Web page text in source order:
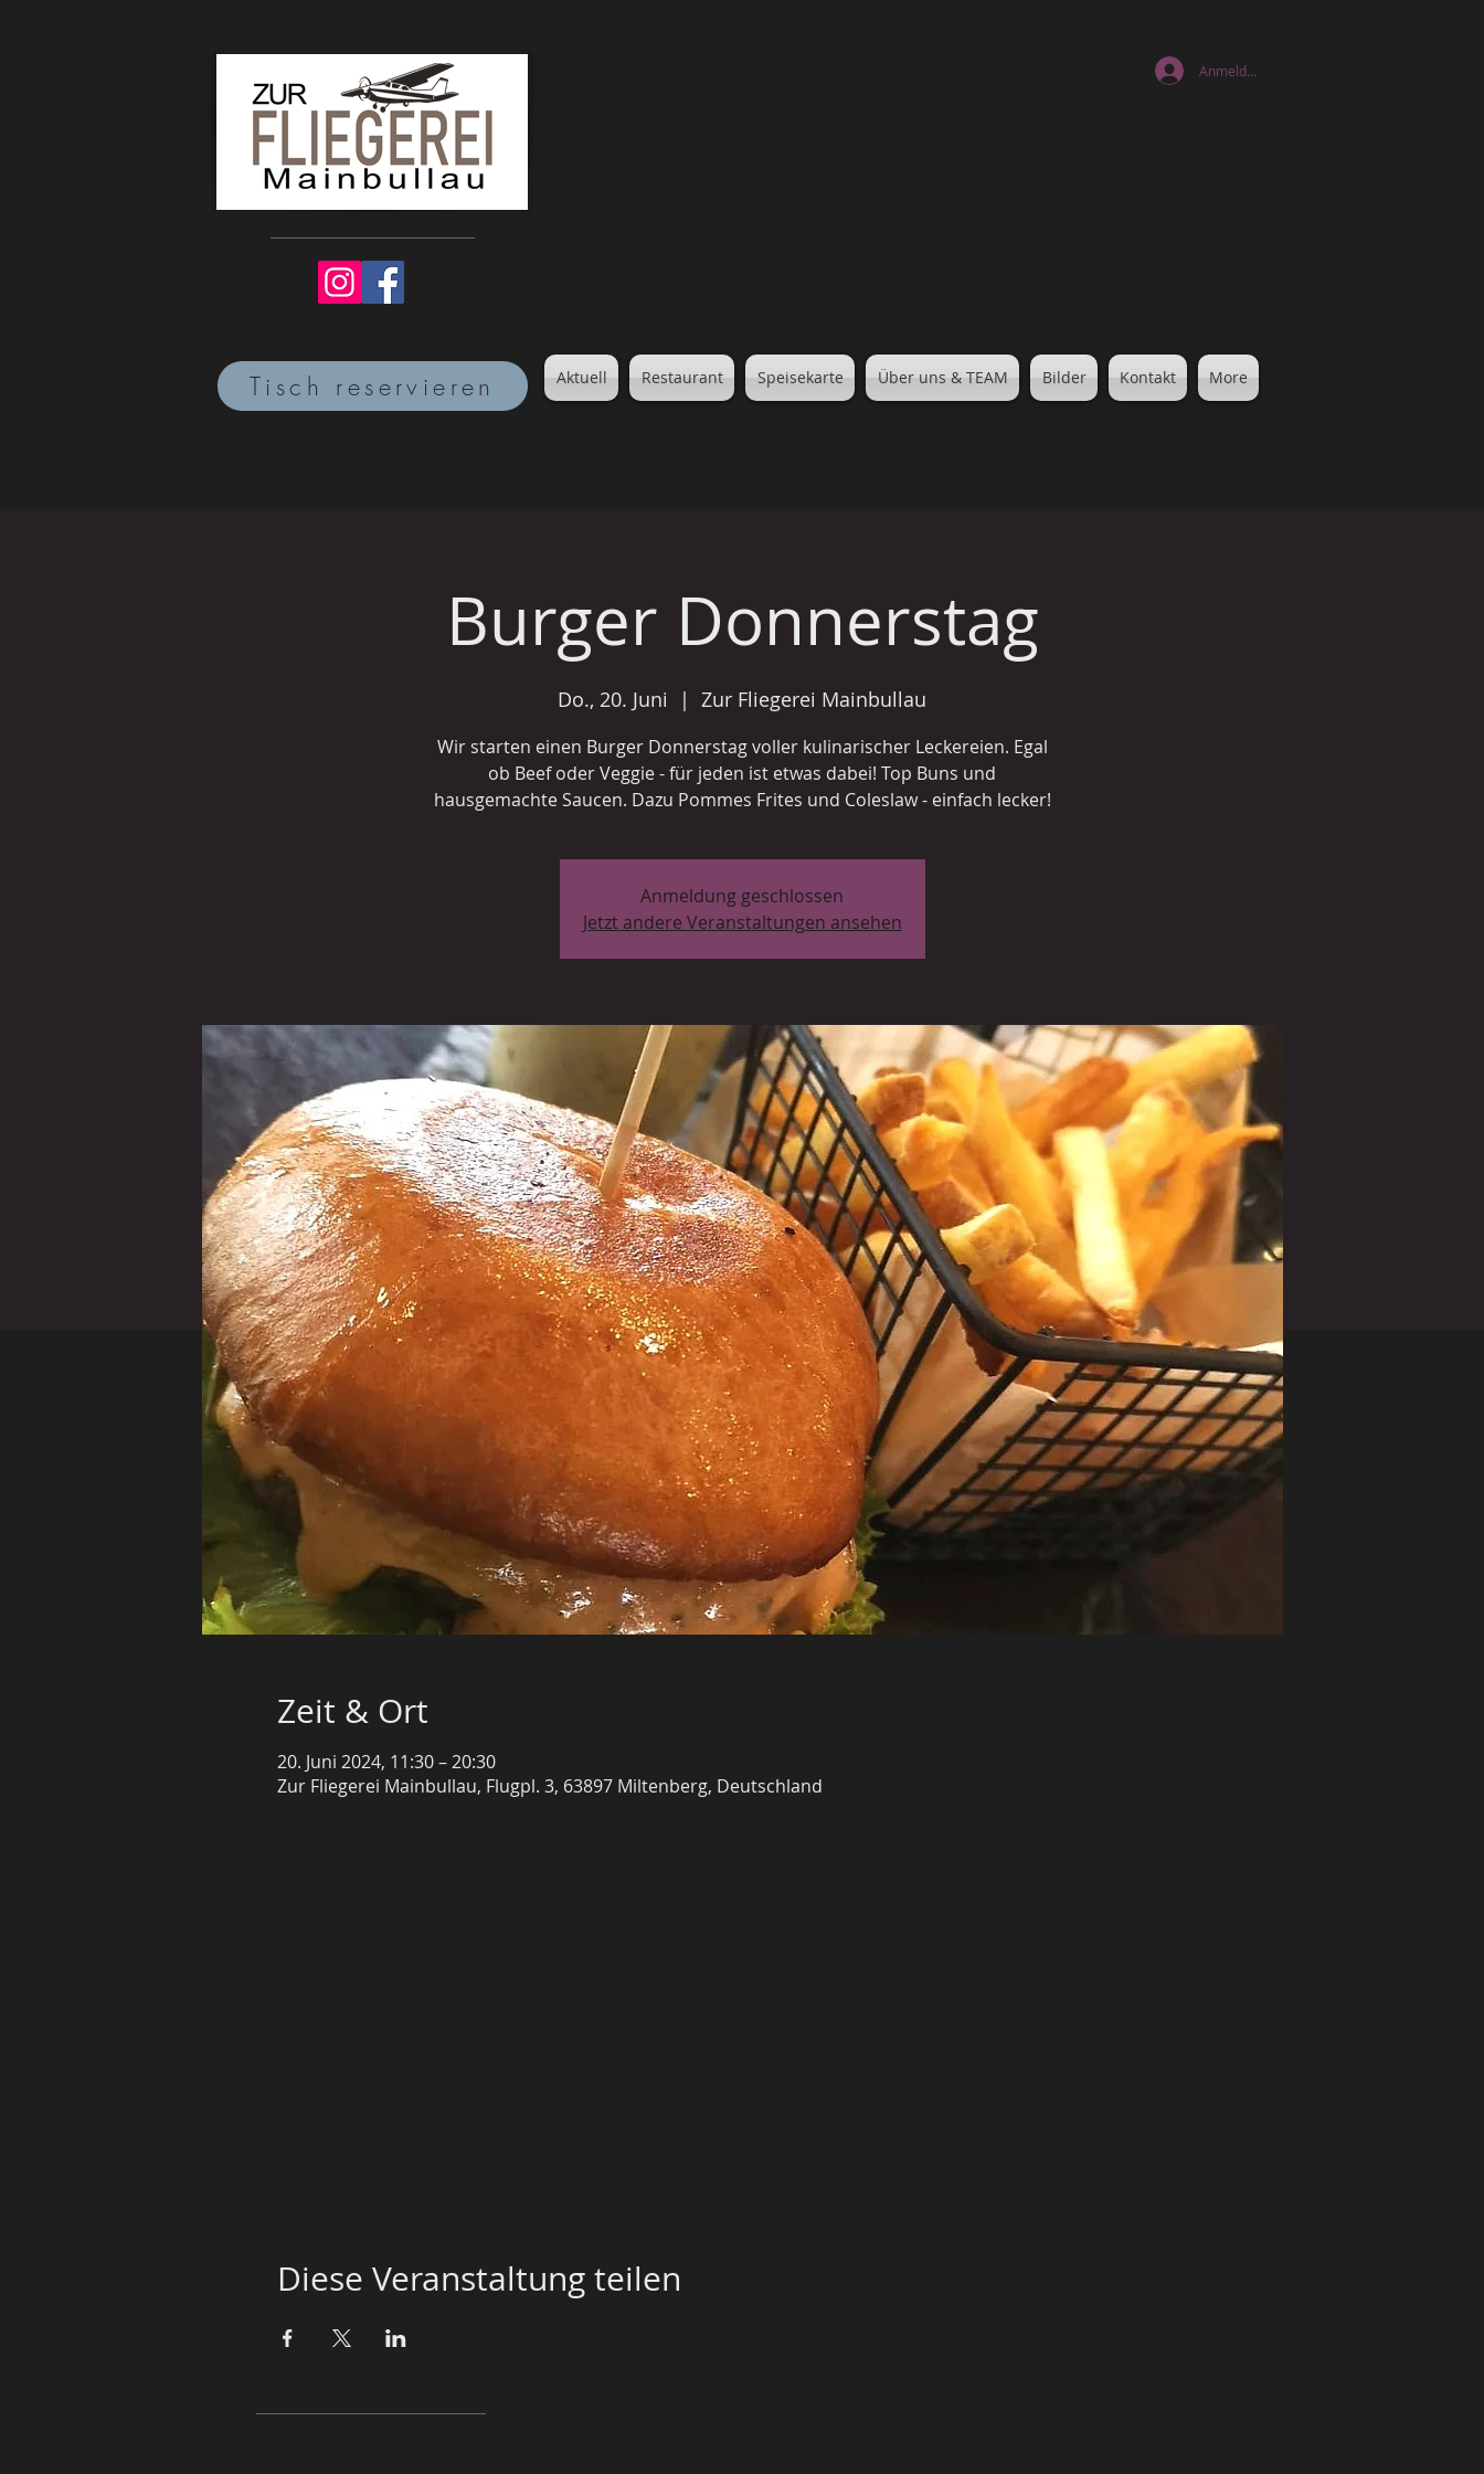
Tisch reservieren
Anmelden
Aktuell Restaurant Speisekarte Über uns & TEAM Bilder Kontakt More
Burger Donnerstag
Do., 20. Juni
  |
Zur Fliegerei Mainbullau
Wir starten einen Burger Donnerstag voller kulinarischer Leckereien. Egal
ob Beef oder Veggie - für jeden ist etwas dabei! Top Buns und
hausgemachte Saucen. Dazu Pommes Frites und Coleslaw - einfach lecker!
Anmeldung geschlossen
Jetzt andere Veranstaltungen ansehen
Zeit & Ort
20. Juni 2024, 11:30 – 20:30
Zur Fliegerei Mainbullau, Flugpl. 3, 63897 Miltenberg, Deutschland
Diese Veranstaltung teilen